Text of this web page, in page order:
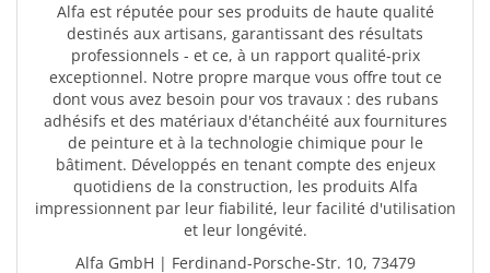
Alfa est réputée pour ses produits de haute qualité
destinés aux artisans, garantissant des résultats
professionnels - et ce, à un rapport qualité-prix
exceptionnel. Notre propre marque vous offre tout ce
dont vous avez besoin pour vos travaux : des rubans
adhésifs et des matériaux d'étanchéité aux fournitures
de peinture et à la technologie chimique pour le
bâtiment. Développés en tenant compte des enjeux
quotidiens de la construction, les produits Alfa
impressionnent par leur fiabilité, leur facilité d'utilisation
et leur longévité.
Alfa GmbH | Ferdinand-Porsche-Str. 10, 73479